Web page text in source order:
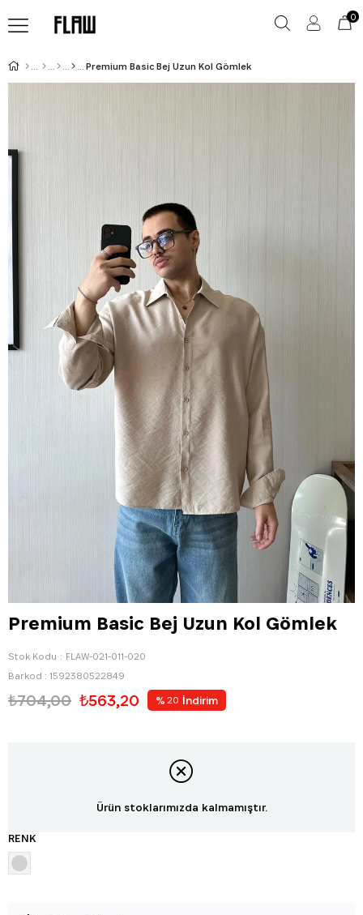
0
Premium Basic Bej Uzun Kol Gömlek
Premium Basic Bej Uzun Kol Gömlek
Stok Kodu
FLAW-021-011-020
Barkod : 1592380522849
₺704,00 ₺563,20 % 20 İndirim
Ürün stoklarımızda kalmamıştır.
RENK